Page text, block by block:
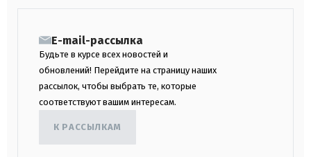
E-mail-рассылка
Будьте в курсе всех новостей и
обновлений! Перейдите на страницу наших
рассылок, чтобы выбрать те, которые
соответствуют вашим интересам.
К РАССЫЛКАМ